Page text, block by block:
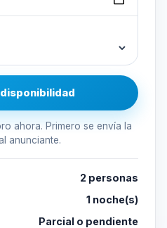
ahora. Primero se envía la
anunciante.
2 personas
1 noche(s)
Parcial o pendiente